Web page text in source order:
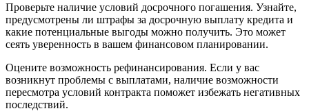
Проверьте наличие условий досрочного погашения. Узнайте,
предусмотрены ли штрафы за досрочную выплату кредита и
какие потенциальные выгоды можно получить. Это может
сеять уверенность в вашем финансовом планировании.
Оцените возможность рефинансирования. Если у вас
возникнут проблемы с выплатами, наличие возможности
пересмотра условий контракта поможет избежать негативных
последствий.